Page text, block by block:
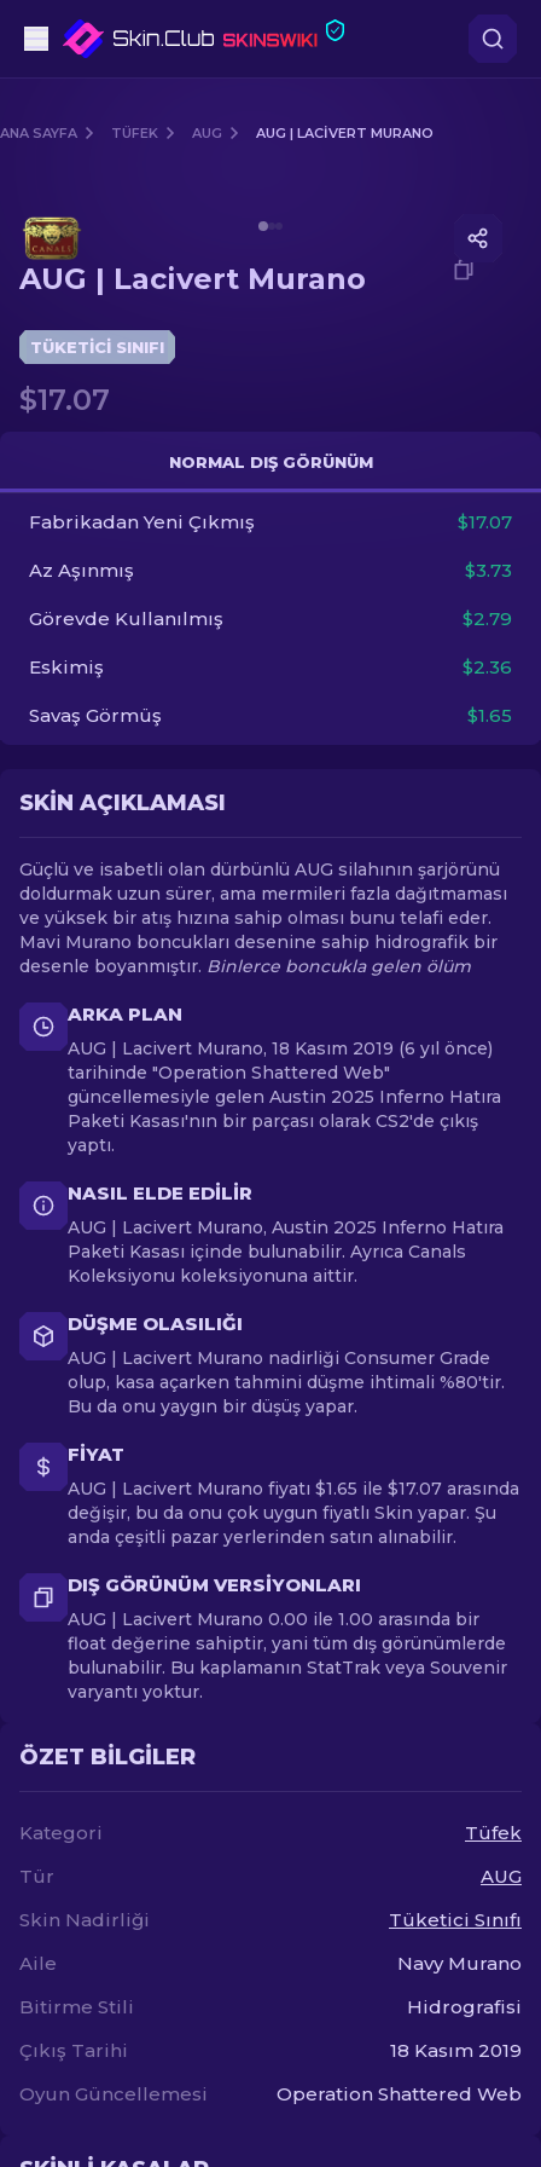
Tüfek
Dürbünlü Tüfek
Bıçaklar
Eldiven
Diğer
ANA SAYFA TÜFEK AUG AUG | LACIVERT MURANO
AUG | Lacivert Murano
TÜKETICI SINIFI
$17.07
NORMAL DIŞ GÖRÜNÜM
Fabrikadan Yeni Çıkmış $17.07
Az Aşınmış $3.73
Görevde Kullanılmış $2.79
Eskimiş $2.36
Savaş Görmüş $1.65
SKIN AÇIKLAMASI
Güçlü ve isabetli olan dürbünlü AUG silahının şarjörünü
doldurmak uzun sürer, ama mermileri fazla dağıtmaması
ve yüksek bir atış hızına sahip olması bunu telafi eder.
Mavi Murano boncukları desenine sahip hidrografik bir
desenle boyanmıştır. Binlerce boncukla gelen ölüm
ARKA PLAN
AUG | Lacivert Murano, 18 Kasım 2019 (6 yıl önce)
tarihinde "Operation Shattered Web"
güncellemesiyle gelen Austin 2025 Inferno Hatıra
Paketi Kasası'nın bir parçası olarak CS2'de çıkış
yaptı.
NASIL ELDE EDILIR
AUG | Lacivert Murano, Austin 2025 Inferno Hatıra
Paketi Kasası içinde bulunabilir. Ayrıca Canals
Koleksiyonu koleksiyonuna aittir.
DÜŞME OLASILIĞI
AUG | Lacivert Murano nadirliği Consumer Grade
olup, kasa açarken tahmini düşme ihtimali %80'tir.
Bu da onu yaygın bir düşüş yapar.
FIYAT
AUG | Lacivert Murano fiyatı $1.65 ile $17.07 arasında
değişir, bu da onu çok uygun fiyatlı Skin yapar. Şu
anda çeşitli pazar yerlerinden satın alınabilir.
DIŞ GÖRÜNÜM VERSIYONLARI
AUG | Lacivert Murano 0.00 ile 1.00 arasında bir
float değerine sahiptir, yani tüm dış görünümlerde
bulunabilir. Bu kaplamanın StatTrak veya Souvenir
varyantı yoktur.
ÖZET BILGILER
Kategori
Tüfek
Tür
AUG
Skin Nadirliği
Tüketici Sınıfı
Aile
Navy Murano
Bitirme Stili
Hidrografisi
Çıkış Tarihi
18 Kasım 2019
Oyun Güncellemesi
Operation Shattered Web